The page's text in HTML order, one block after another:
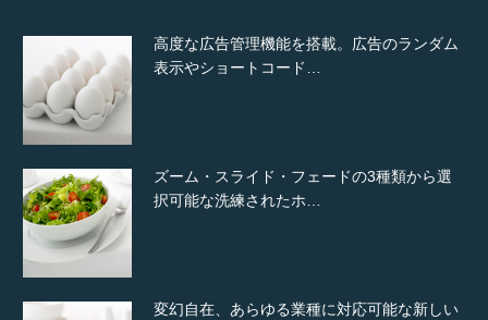
高度な広告管理機能を搭載。広告のランダム
表示やショートコード…
ズーム・スライド・フェードの3種類から選
択可能な洗練されたホ…
変幻自在、あらゆる業種に対応可能な新しい